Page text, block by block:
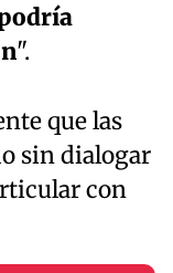
".
que las
sin dialogar
con